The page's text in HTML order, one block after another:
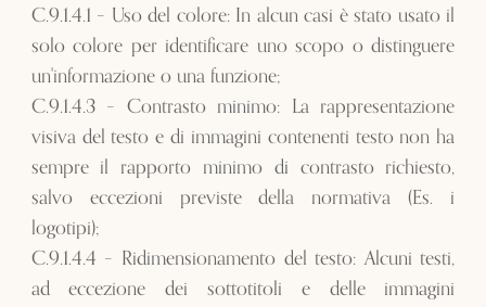
C.9.1.4.1 – Uso del colore: In alcun casi è stato usato il
solo colore per identificare uno scopo o distinguere
un'informazione o una funzione;
C.9.1.4.3 – Contrasto minimo: La rappresentazione
visiva del testo e di immagini contenenti testo non ha
sempre il rapporto minimo di contrasto richiesto,
salvo eccezioni previste della normativa (Es. i
logotipi);
C.9.1.4.4 – Ridimensionamento del testo: Alcuni testi,
ad eccezione dei sottotitoli e delle immagini